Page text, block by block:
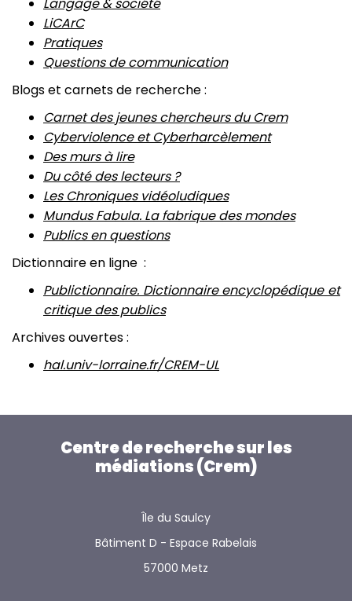
LiCArC
Pratiques
Questions de communication
Blogs et carnets de recherche :
Carnet des jeunes chercheurs du Crem
Cyberviolence et Cyberharcèlement
Des murs à lire
Du côté des lecteurs ?
Les Chroniques vidéoludiques
Mundus Fabula. La fabrique des mondes
Publics en questions
Dictionnaire en ligne :
Publictionnaire. Dictionnaire encyclopédique et
critique des publics
Archives ouvertes :
hal.univ-lorraine.fr/CREM-UL
Centre de recherche sur les
médiations (Crem)
Île du Saulcy
Bâtiment D - Espace Rabelais
57000 Metz